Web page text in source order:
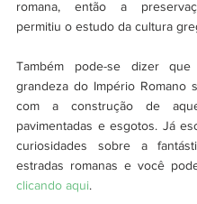
romana, então a
permitiu o estudo da cultura
Também pode-se dizer que
grandeza do Império Romano
com a construção de
pavimentadas e esgotos. Já
curiosidades sobre a
clicando aqui.